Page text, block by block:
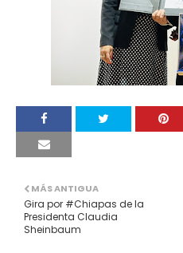
MÁS ANTIGUA
Gira por #Chiapas de la
Presidenta Claudia
Sheinbaum